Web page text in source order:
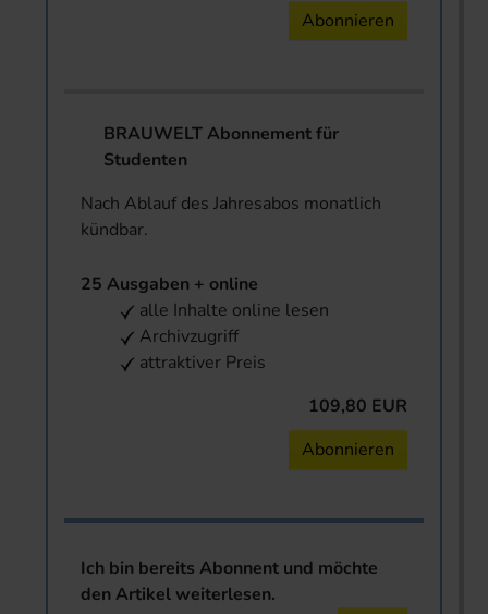
Abonnieren
BRAUWELT Abonnement für
Studenten
Nach Ablauf des Jahresabos monatlich
kündbar.
25 Ausgaben + online
alle Inhalte online lesen
Archivzugriff
attraktiver Preis
109,80 EUR
Abonnieren
Ich bin bereits Abonnent und möchte
den Artikel weiterlesen.